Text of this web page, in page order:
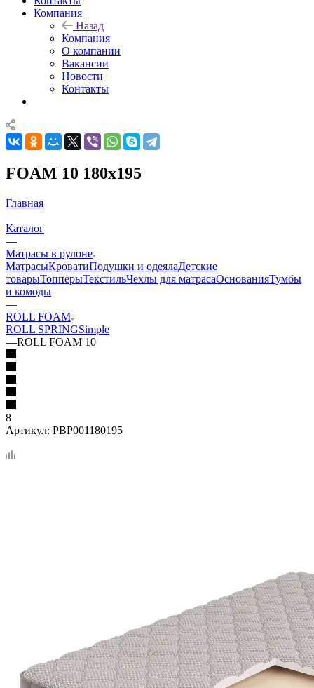
Компания
Назад
Компания
О компании
Вакансии
Новости
Контакты
FOAM 10 180x195
Главная
—
Каталог
—
Матрасы в рулоне
МатрасыКроватиПодушки и одеялаДетские
товарыТопперыТекстильЧехлы для матрасаОснованияТумбы
и комоды
—
ROLL FOAM
ROLL SPRINGSimple
—ROLL FOAM 10
8
Артикул: PBP001180195